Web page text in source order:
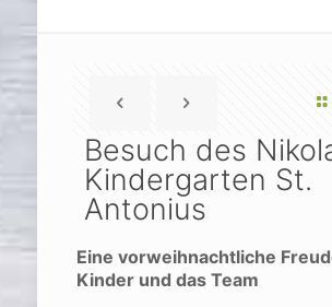
Besuch des
Kindergarten St.
Antonius
Eine vorweihnachtliche
Kinder und das Team